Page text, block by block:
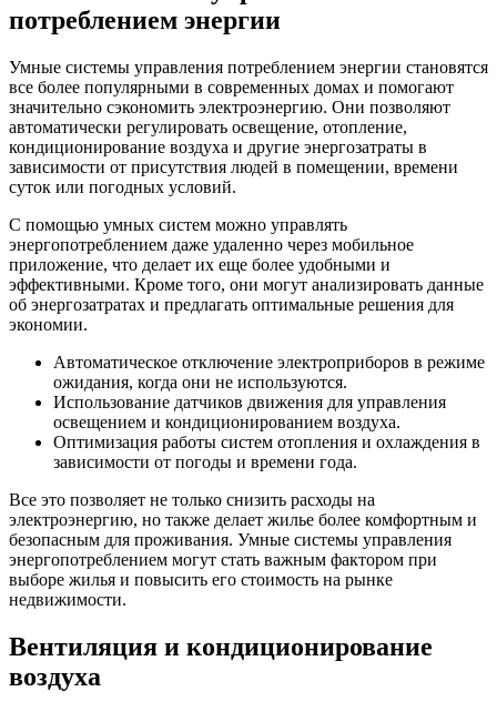
потреблением энергии
Умные системы управления потреблением энергии становятся
все более популярными в современных домах и помогают
значительно сэкономить электроэнергию. Они позволяют
автоматически регулировать освещение, отопление,
кондиционирование воздуха и другие энергозатраты в
зависимости от присутствия людей в помещении, времени
суток или погодных условий.
С помощью умных систем можно управлять
энергопотреблением даже удаленно через мобильное
приложение, что делает их еще более удобными и
эффективными. Кроме того, они могут анализировать данные
об энергозатратах и предлагать оптимальные решения для
экономии.
Автоматическое отключение электроприборов в режиме
ожидания, когда они не используются.
Использование датчиков движения для управления
освещением и кондиционированием воздуха.
Оптимизация работы систем отопления и охлаждения в
зависимости от погоды и времени года.
Все это позволяет не только снизить расходы на
электроэнергию, но также делает жилье более комфортным и
безопасным для проживания. Умные системы управления
энергопотреблением могут стать важным фактором при
выборе жилья и повысить его стоимость на рынке
недвижимости.
Вентиляция и кондиционирование
воздуха